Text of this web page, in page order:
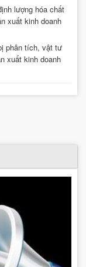
lượng hóa chất
xuất kinh doanh
phân tích, vật tư
xuất kinh doanh